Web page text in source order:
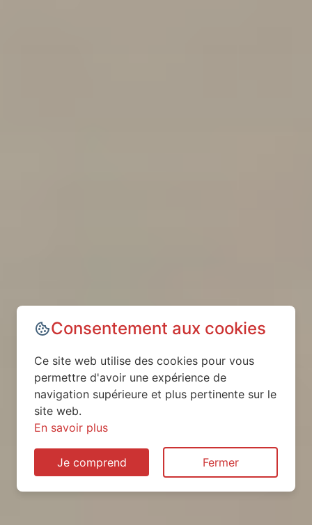
Consentement aux cookies
Ce site web utilise des cookies pour vous
permettre d'avoir une expérience de
navigation supérieure et plus pertinente sur le
site web.
En savoir plus
Je comprend Fermer